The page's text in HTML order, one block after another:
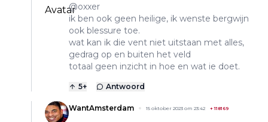
@oxxer
ik ben ook geen heilige, ik wenste bergwijn
ook blessure toe.
wat kan ik die vent niet uitstaan met alles,
gedrag op en buiten het veld
totaal geen inzicht in hoe en wat ie doet.
5+ Antwoord
WantAmsterdam 15 oktober 2023 om 23:42 +118169